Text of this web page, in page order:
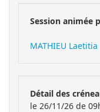
Session animée
MATHIEU Laetitia
Détail des
le 26/11/26 de